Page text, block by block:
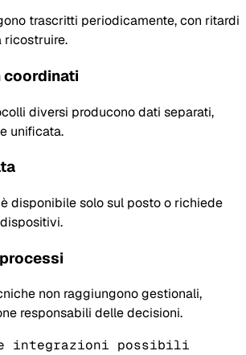
trascritti periodicamente, con ritardi
ricostruire.
coordinati
diversi producono dati separati,
unificata.
disponibile solo sul posto o richiede
non raggiungono gestionali,
responsabili delle decisioni.
integrazioni possibili